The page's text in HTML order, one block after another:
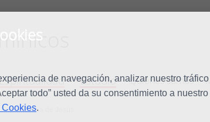
de navegación, analizar nuestro
todo” usted da su consentimiento a
Cookies.
Estudio Quiénes somos
Santa Teresa de Jesús